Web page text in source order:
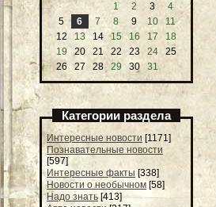
1
2 3
4
5
6 7 8 9 10
11
12
13 14 15 16 17
18
19
20 21 22 23 24
25
26
27 28 29 30 31
Категории раздела
Интересные новости [1171]
Познавательные новости
[597]
Интересные факты [338]
Новости о необычном [58]
Надо знать [413]